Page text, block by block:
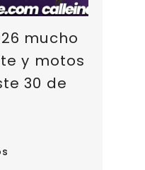
mucho
y motos
30 de